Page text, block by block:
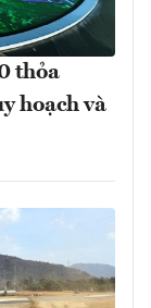
thỏa
hoạch và